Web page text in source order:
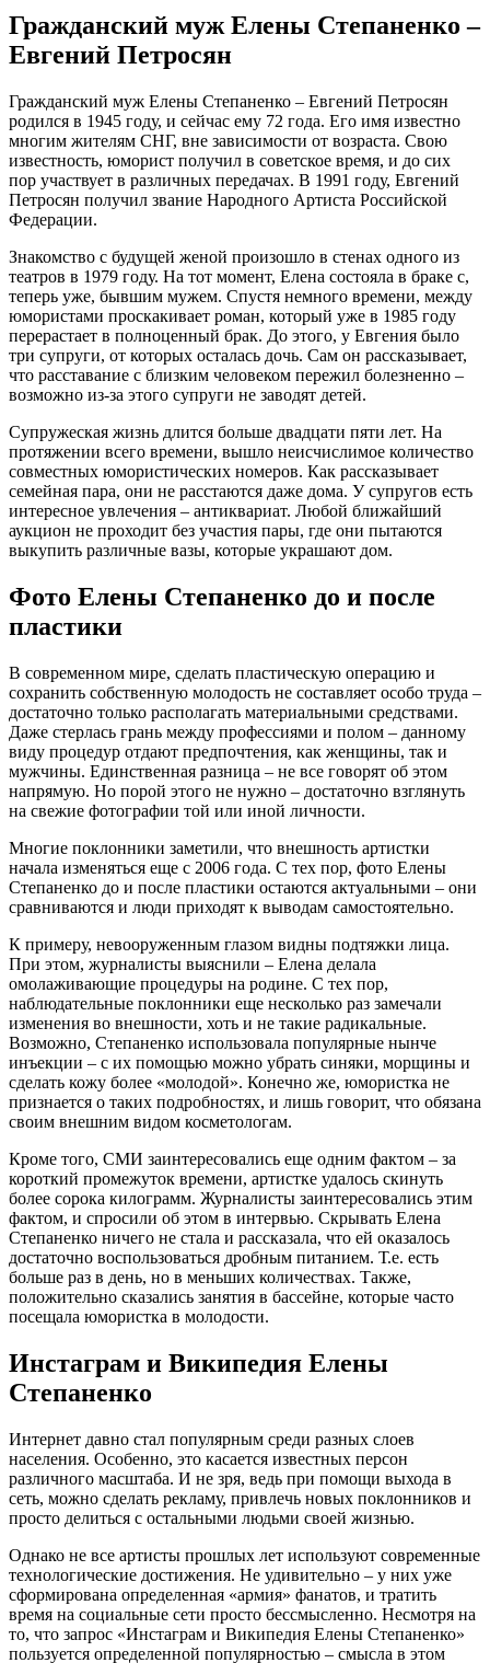
Гражданский муж Елены Степаненко –
Евгений Петросян
Гражданский муж Елены Степаненко – Евгений Петросян
родился в 1945 году, и сейчас ему 72 года. Его имя известно
многим жителям СНГ, вне зависимости от возраста. Свою
известность, юморист получил в советское время, и до сих
пор участвует в различных передачах. В 1991 году, Евгений
Петросян получил звание Народного Артиста Российской
Федерации.
Знакомство с будущей женой произошло в стенах одного из
театров в 1979 году. На тот момент, Елена состояла в браке с,
теперь уже, бывшим мужем. Спустя немного времени, между
юмористами проскакивает роман, который уже в 1985 году
перерастает в полноценный брак. До этого, у Евгения было
три супруги, от которых осталась дочь. Сам он рассказывает,
что расставание с близким человеком пережил болезненно –
возможно из-за этого супруги не заводят детей.
Супружеская жизнь длится больше двадцати пяти лет. На
протяжении всего времени, вышло неисчислимое количество
совместных юмористических номеров. Как рассказывает
семейная пара, они не расстаются даже дома. У супругов есть
интересное увлечения – антиквариат. Любой ближайший
аукцион не проходит без участия пары, где они пытаются
выкупить различные вазы, которые украшают дом.
Фото Елены Степаненко до и после
пластики
В современном мире, сделать пластическую операцию и
сохранить собственную молодость не составляет особо труда –
достаточно только располагать материальными средствами.
Даже стерлась грань между профессиями и полом – данному
виду процедур отдают предпочтения, как женщины, так и
мужчины. Единственная разница – не все говорят об этом
напрямую. Но порой этого не нужно – достаточно взглянуть
на свежие фотографии той или иной личности.
Многие поклонники заметили, что внешность артистки
начала изменяться еще с 2006 года. С тех пор, фото Елены
Степаненко до и после пластики остаются актуальными – они
сравниваются и люди приходят к выводам самостоятельно.
К примеру, невооруженным глазом видны подтяжки лица.
При этом, журналисты выяснили – Елена делала
омолаживающие процедуры на родине. С тех пор,
наблюдательные поклонники еще несколько раз замечали
изменения во внешности, хоть и не такие радикальные.
Возможно, Степаненко использовала популярные нынче
инъекции – с их помощью можно убрать синяки, морщины и
сделать кожу более «молодой». Конечно же, юмористка не
признается о таких подробностях, и лишь говорит, что обязана
своим внешним видом косметологам.
Кроме того, СМИ заинтересовались еще одним фактом – за
короткий промежуток времени, артистке удалось скинуть
более сорока килограмм. Журналисты заинтересовались этим
фактом, и спросили об этом в интервью. Скрывать Елена
Степаненко ничего не стала и рассказала, что ей оказалось
достаточно воспользоваться дробным питанием. Т.е. есть
больше раз в день, но в меньших количествах. Также,
положительно сказались занятия в бассейне, которые часто
посещала юмористка в молодости.
Инстаграм и Википедия Елены
Степаненко
Интернет давно стал популярным среди разных слоев
населения. Особенно, это касается известных персон
различного масштаба. И не зря, ведь при помощи выхода в
сеть, можно сделать рекламу, привлечь новых поклонников и
просто делиться с остальными людьми своей жизнью.
Однако не все артисты прошлых лет используют современные
технологические достижения. Не удивительно – у них уже
сформирована определенная «армия» фанатов, и тратить
время на социальные сети просто бессмысленно. Несмотря на
то, что запрос «Инстаграм и Википедия Елены Степаненко»
пользуется определенной популярностью – смысла в этом